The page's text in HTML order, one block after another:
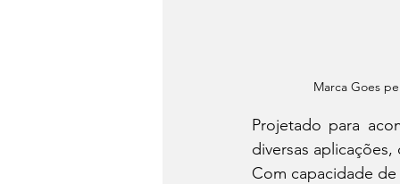
Marca Goes
Projetado para
diversas
Com capacidade